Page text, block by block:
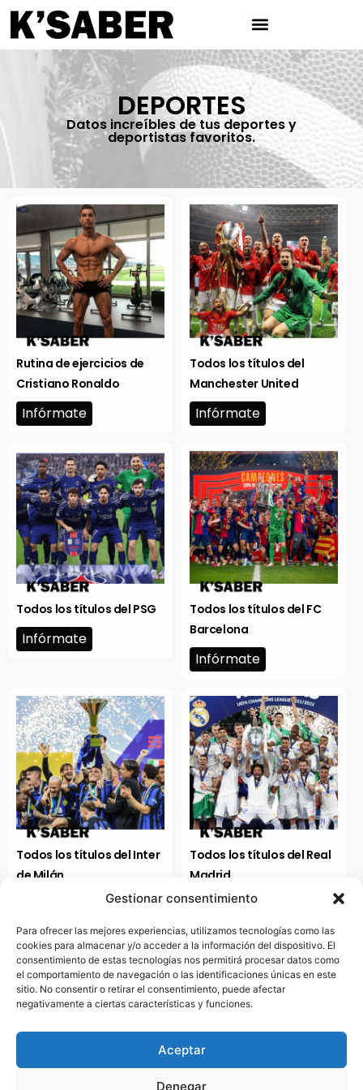
Gestionar consentimiento
Para ofrecer las mejores experiencias, utilizamos tecnologías como las
cookies para almacenar y/o acceder a la información del dispositivo. El
consentimiento de estas tecnologías nos permitirá procesar datos como
el comportamiento de navegación o las identificaciones únicas en este
sitio. No consentir o retirar el consentimiento, puede afectar
negativamente a ciertas características y funciones.
Aceptar
Denegar
DEPORTES
Datos increíbles de tus deportes y
deportistas favoritos.
Rutina de ejercicios de
Cristiano Ronaldo
Infórmate
Todos los títulos del
Manchester United
Infórmate
Todos los títulos del PSG
Infórmate
Todos los títulos del FC
Barcelona
Infórmate
Todos los títulos del Inter
de Milán
Todos los títulos del Real
Madrid
Infórmate
Somos un portal informativo dedicado a la difusión de respuestas
precisas a problemas cotidianos. Nuestro contenido es verificado y